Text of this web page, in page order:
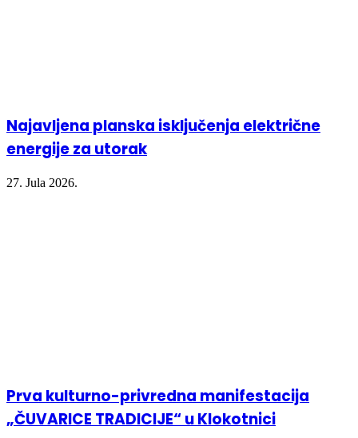
Najavljena planska isključenja električne
energije za utorak
27. Jula 2026.
Prva kulturno-privredna manifestacija
„ČUVARICE TRADICIJE“ u Klokotnici